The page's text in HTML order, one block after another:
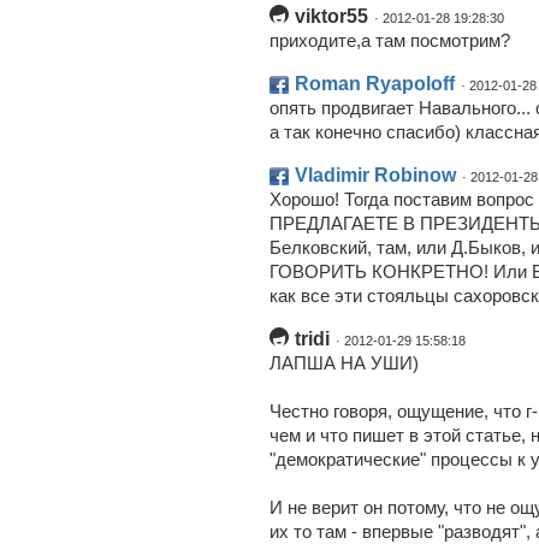
viktor55 · 2012-01-28 19:28:30
приходите,а там посмотрим?
Roman Ryapoloff · 2012-01-
опять продвигает Навального...
а так конечно спасибо)
Vladimir Robinow · 2012-01-
Хорошо! Тогда поставим
ПРЕДЛАГАЕТЕ В
Белковский, там, или
ГОВОРИТЬ КОНКРЕТНО! Или
как все эти стояльцы
tridi · 2012-01-29 15:58:18
ЛАПША НА УШИ)
Честно говоря, ощущение, что
чем и что пишет в этой статье,
"демократические" процессы
И не верит он потому, что не
их то там - впервые